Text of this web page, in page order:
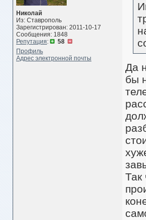
Николай
Из: Ставрополь
Зарегистрирован: 2011-10-17
Сообщения: 1848
Репутация:
58
Профиль
Адрес электронной почты
Да
бы
Так